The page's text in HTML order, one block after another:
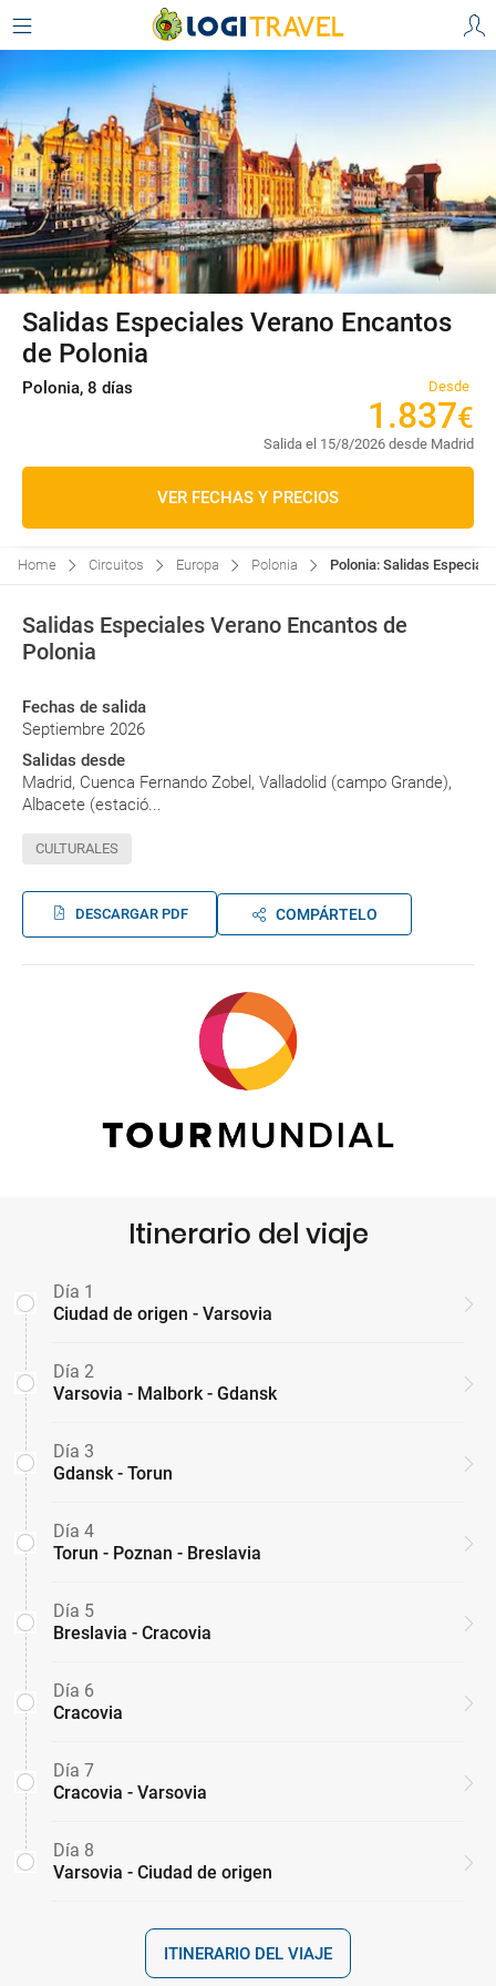
Salidas Especiales Verano Encantos
de Polonia
Polonia, 8 días Desde
1 .837€
Salida el 15/8/2026 desde Madrid
VER FECHAS Y PRECIOS
Home Circuitos Europa Polonia Polonia: Salidas
Salidas Especiales Verano Encantos de
Polonia
Fechas de salida
Septiembre 2026
Salidas desde
Madrid, Cuenca Fernando Zobel, Valladolid (campo Grande),
Albacete (estació...
CULTURALES
DESCARGAR PDF COMPÁRTELO
Itinerario del viaje
Día 1
Ciudad de origen - Varsovia
Día 2
Varsovia - Malbork - Gdansk
Día 3
Gdansk - Torun
Día 4
Torun - Poznan - Breslavia
Día 5
Breslavia - Cracovia
Día 6
Cracovia
Día 7
Cracovia - Varsovia
Día 8
Varsovia - Ciudad de origen
ITINERARIO DEL VIAJE